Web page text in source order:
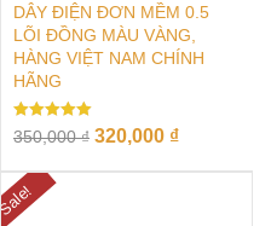
DÂY ĐIỆN ĐƠN MỀM 0.5
LÕI ĐỒNG MÀU VÀNG,
HÀNG VIỆT NAM CHÍNH
HÃNG
Rated
5.00
350,000₫ 320,000 ₫
Sale!